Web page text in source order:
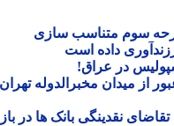
سوم متناسب سازی
در عراق!
مخبرالدوله تهران؛
نقدینگی بانک ها در بازار